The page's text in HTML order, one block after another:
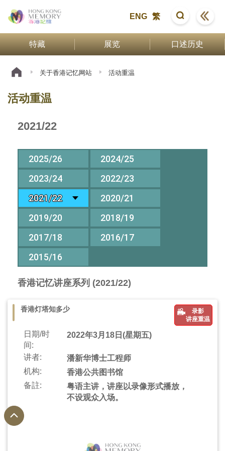
ENG 繁
特藏 展览 口述历史
关于香港记忆网站 活动重温
活动重温
2021/22
2025/26
2024/25
2023/24
2022/23
2021/22
2020/21
2019/20
2018/19
2017/18
2016/17
2015/16
香港记忆讲座系列 (2021/22)
香港灯塔知多少
录影
讲座重温
日期/时
间:
2022年3月18日(星期五)
讲者:
潘新华博士工程师
机构:
香港公共图书馆
备註:
粤语主讲，讲座以录像形式播放，
不设观众入场。